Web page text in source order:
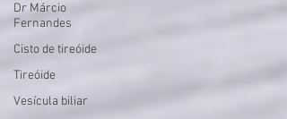
Dr Márcio
Fernandes
Cisto de tireóide
Tireóide
Vesícula biliar